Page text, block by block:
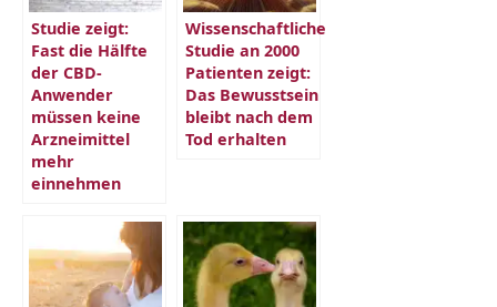
Studie zeigt:
Fast die Hälfte
der CBD-
Anwender
müssen keine
Arzneimittel
mehr
einnehmen
Wissenschaftliche
Studie an 2000
Patienten zeigt:
Das Bewusstsein
bleibt nach dem
Tod erhalten